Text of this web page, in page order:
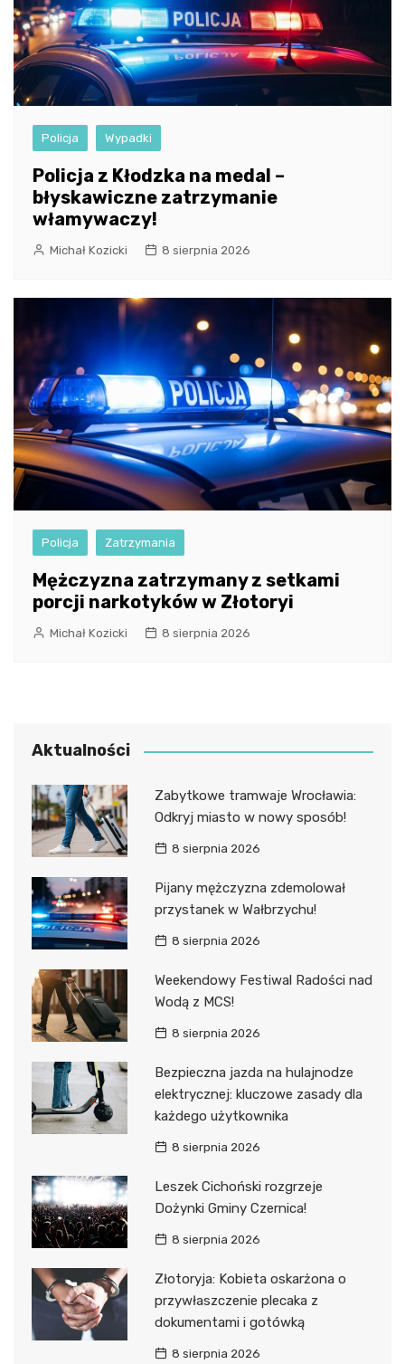
Policja Wypadki
Policja z Kłodzka na medal –
błyskawiczne zatrzymanie
włamywaczy!
Michał Kozicki 8 sierpnia 2026
Policja Zatrzymania
Mężczyzna zatrzymany z setkami
porcji narkotyków w Złotoryi
Michał Kozicki 8 sierpnia 2026
Aktualności
Zabytkowe tramwaje Wrocławia:
Odkryj miasto w nowy sposób!
8 sierpnia 2026
Pijany mężczyzna zdemolował
przystanek w Wałbrzychu!
8 sierpnia 2026
Weekendowy Festiwal Radości nad
Wodą z MCS!
8 sierpnia 2026
Bezpieczna jazda na hulajnodze
elektrycznej: kluczowe zasady dla
każdego użytkownika
8 sierpnia 2026
Leszek Cichoński rozgrzeje
Dożynki Gminy Czernica!
8 sierpnia 2026
Złotoryja: Kobieta oskarżona o
przywłaszczenie plecaka z
dokumentami i gotówką
8 sierpnia 2026